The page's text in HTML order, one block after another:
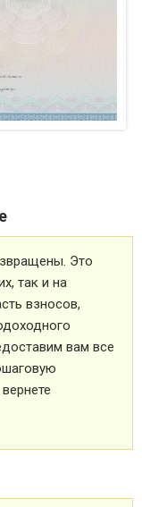
Это
так и на
взносов,
вам все